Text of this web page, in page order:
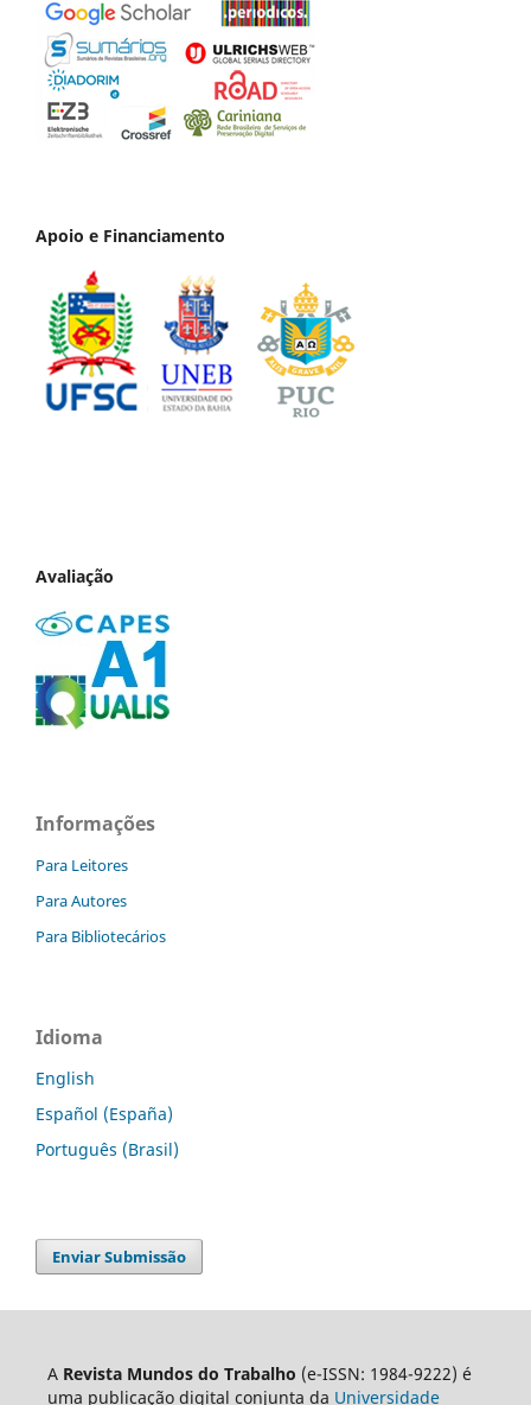
Apoio e Financiamento
Avaliação
Informações
Para Leitores
Para Autores
Para Bibliotecários
Idioma
English
Español (España)
Português (Brasil)
Enviar Submissão
A Revista Mundos do Trabalho (e-ISSN: 1984-9222) é
uma publicação digital conjunta da Universidade